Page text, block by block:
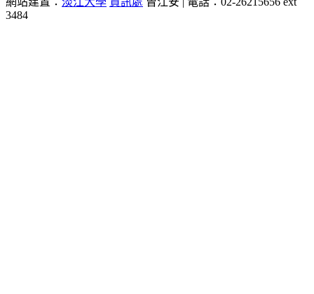
3484